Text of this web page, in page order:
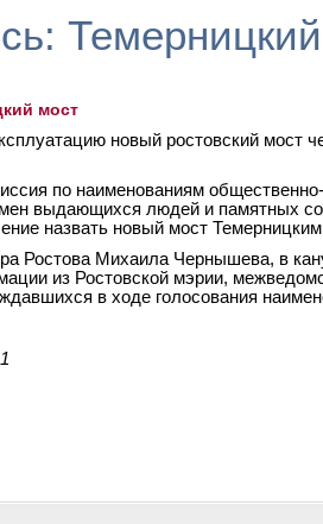
мост
новый ростовский мост
по наименованиям
выдающихся людей и памятных
назвать новый мост
Ростова Михаила Чернышева, в
из Ростовской мэрии,
в ходе голосования